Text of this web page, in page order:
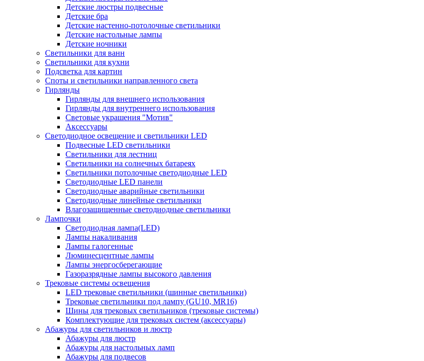
Детские люстры подвесные
Детские бра
Детские настенно-потолочные светильники
Детские настольные лампы
Детские ночники
Светильники для ванн
Светильники для кухни
Подсветка для картин
Споты и светильники направленного света
Гирлянды
Гирлянды для внешнего использования
Гирлянды для внутреннего использования
Световые украшения "Мотив"
Аксессуары
Светодиодное освещение и светильники LED
Подвесные LED светильники
Светильники для лестниц
Светильники на солнечных батареях
Светильники потолочные светодиодные LED
Светодиодные LED панели
Светодиодные аварийные светильники
Светодиодные линейные светильники
Влагозащищенные светодиодные светильники
Лампочки
Светодиодная лампа(LED)
Лампы накаливания
Лампы галогенные
Люминесцентные лампы
Лампы энергосберегающие
Газоразрядные лампы высокого давления
Трековые системы освещения
LED трековые светильники (шинные светильники)
Трековые светильники под лампу (GU10, MR16)
Шины для трековых светильников (трековые системы)
Комплектующие для трековых систем (аксессуары)
Абажуры для светильников и люстр
Абажуры для люстр
Абажуры для настольных ламп
Абажуры для подвесов